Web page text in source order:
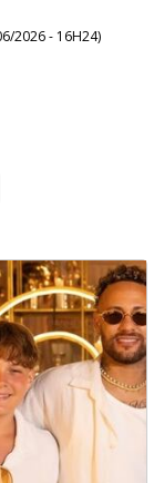
2026 - 16H24)